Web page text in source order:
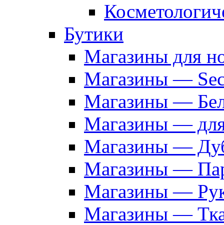
Бутики
Магазины для
Магазины —
Магазины —
Магазины —
Магазины —
Магазины —
Магазины —
Магазины —